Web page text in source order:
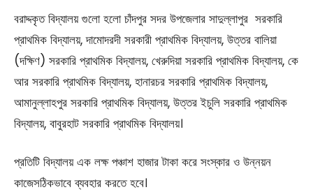
বরাদ্দকৃত বিদ্যালয় গুলো হলো চাঁদপুর সদর উপজেলার সাদুল্লাপুর সরকারি
প্রাথমিক বিদ্যালয়, দামোদরদী সরকারী প্রাথমিক বিদ্যালয়, উত্তর বালিয়া
(দক্ষিণ) সরকারি প্রাথমিক বিদ্যালয়, খেরুদিয়া সরকারি প্রাথমিক বিদ্যালয়, কে
আর সরকারি প্রাথমিক বিদ্যালয়, হানারচর সরকারি প্রাথমিক বিদ্যালয়,
আমানুল্লাহপুর সরকারি প্রাথমিক বিদ্যালয়, উত্তর ইচুলি সরকারি প্রাথমিক
বিদ্যালয়, বাবুরহাট সরকারি প্রাথমিক বিদ্যালয়।
প্রতিটি বিদ্যালয় এক লক্ষ পঞ্চাশ হাজার টাকা করে সংস্কার ও উন্নয়ন
কাজেসঠিকভাবে ব্যবহার করতে হবে।